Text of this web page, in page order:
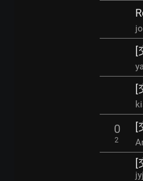
[
[
0
2
[
[